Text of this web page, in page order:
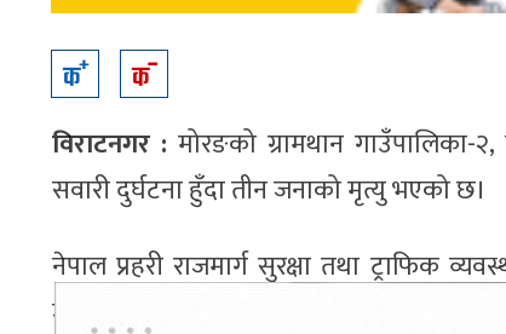
विराटनगर : मोरङको ग्रामथान
सवारी दुर्घटना हुँदा तीन जनाको मृत्यु भएको छ।
नेपाल प्रहरी राजमार्ग सुरक्षा तथा ट्राफिक
जनाको मृत्यु भएको हो ।